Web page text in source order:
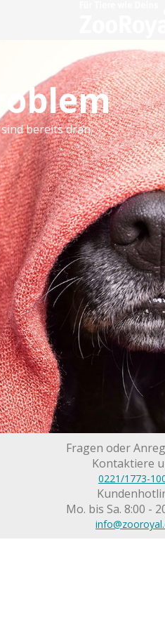
bereits dran.
Fragen oder
Kontaktiere
0221/1773-
Mo. bis Sa. 8:00 -